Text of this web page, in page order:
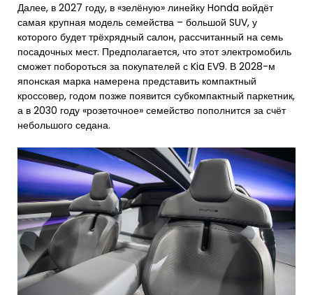
Далее, в 2027 году, в «зелёную» линейку Honda войдёт
самая крупная модель семейства – большой SUV, у
которого будет трёхрядный салон, рассчитанный на семь
посадочных мест. Предполагается, что этот электромобиль
сможет побороться за покупателей с Kia EV9. В 2028-м
японская марка намерена представить компактный
кроссовер, годом позже появится субкомпактный паркетник,
а в 2030 году «розеточное» семейство пополнится за счёт
небольшого седана.